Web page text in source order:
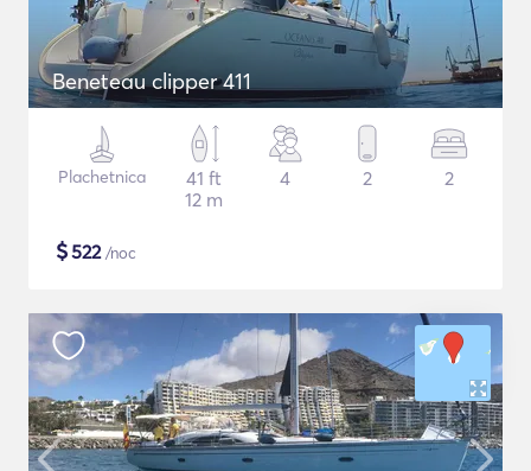
Beneteau clipper 411
Plachetnica
41 ft
12 m
4 2 2
$522/noc